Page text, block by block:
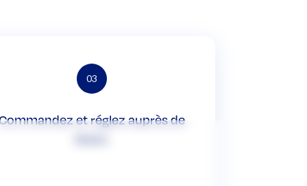
03
et réglez auprès de